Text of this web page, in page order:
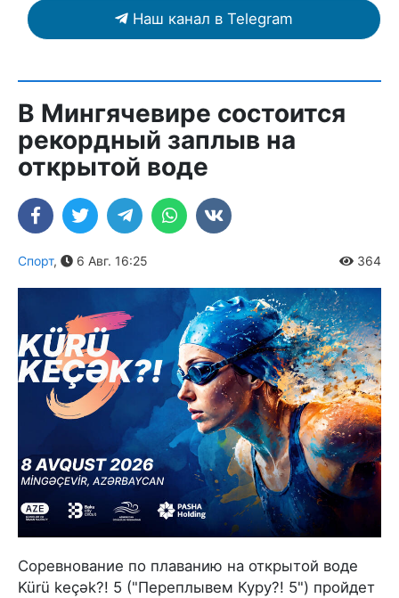
Наш канал в Telegram
В Мингячевире состоится
рекордный заплыв на
открытой воде
Спорт, 6 Авг. 16:25 364
Соревнование по плаванию на открытой воде
Kürü keçək?! 5 ("Переплывем Куру?! 5") пройдет